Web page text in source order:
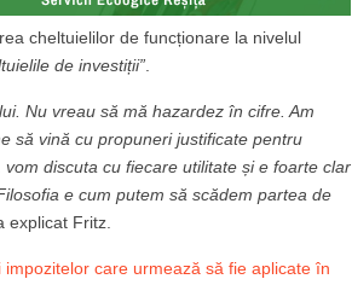
cheltuielilor de funcționare la nivelul
de investiții”.
Nu vreau să mă hazardez în cifre. Am
să vină cu propuneri justificate pentru
discuta cu fiecare utilitate și e foarte clar
e cum putem să scădem partea de
explicat Fritz.
care urmează să fie aplicate în